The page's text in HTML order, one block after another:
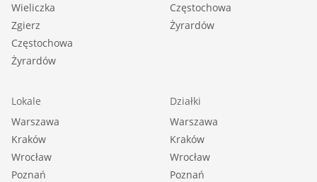
Wieliczka
Zgierz
Częstochowa
Żyrardów
Częstochowa
Żyrardów
Lokale
Warszawa
Kraków
Wrocław
Poznań
Działki
Warszawa
Kraków
Wrocław
Poznań